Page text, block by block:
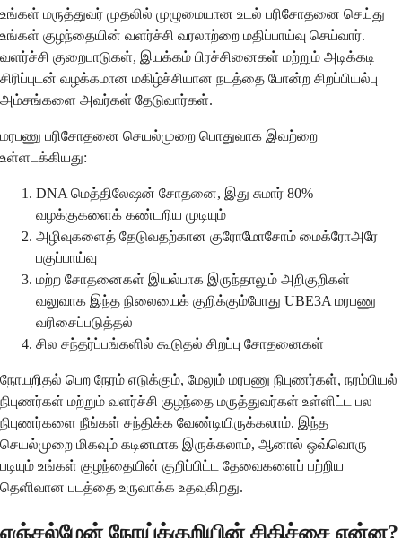
உங்கள் மருத்துவர் முதலில் முழுமையான உடல் பரிசோதனை செய்து
உங்கள் குழந்தையின் வளர்ச்சி வரலாற்றை மதிப்பாய்வு செய்வார்.
வளர்ச்சி குறைபாடுகள், இயக்கம் பிரச்சினைகள் மற்றும் அடிக்கடி
சிரிப்புடன் வழக்கமான மகிழ்ச்சியான நடத்தை போன்ற சிறப்பியல்பு
அம்சங்களை அவர்கள் தேடுவார்கள்.
மரபணு பரிசோதனை செயல்முறை பொதுவாக இவற்றை
உள்ளடக்கியது:
DNA மெத்திலேஷன் சோதனை, இது சுமார் 80%
வழக்குகளைக் கண்டறிய முடியும்
அழிவுகளைத் தேடுவதற்கான குரோமோசோம் மைக்ரோஅரே
பகுப்பாய்வு
மற்ற சோதனைகள் இயல்பாக இருந்தாலும் அறிகுறிகள்
வலுவாக இந்த நிலையைக் குறிக்கும்போது UBE3A மரபணு
வரிசைப்படுத்தல்
சில சந்தர்ப்பங்களில் கூடுதல் சிறப்பு சோதனைகள்
நோயறிதல் பெற நேரம் எடுக்கும், மேலும் மரபணு நிபுணர்கள், நரம்பியல்
நிபுணர்கள் மற்றும் வளர்ச்சி குழந்தை மருத்துவர்கள் உள்ளிட்ட பல
நிபுணர்களை நீங்கள் சந்திக்க வேண்டியிருக்கலாம். இந்த
செயல்முறை மிகவும் கடினமாக இருக்கலாம், ஆனால் ஒவ்வொரு
படியும் உங்கள் குழந்தையின் குறிப்பிட்ட தேவைகளைப் பற்றிய
தெளிவான படத்தை உருவாக்க உதவுகிறது.
ஏஞ்சல்மேன் நோய்க்குறியின் சிகிச்சை என்ன?